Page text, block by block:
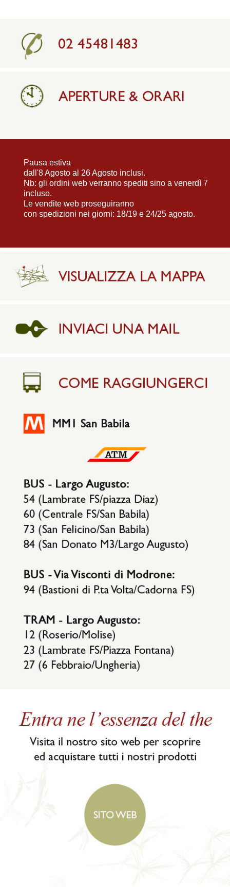
Pausa estiva
dall'8 Agosto al 26 Agosto inclusi.
Nb: gli ordini web verranno spediti sino a venerdì 7
incluso.
Le vendite web proseguiranno
con spedizioni nei giorni: 18/19 e 24/25 agosto.